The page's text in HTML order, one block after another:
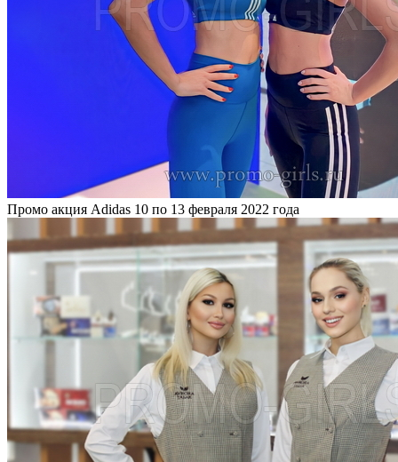
Промо акция Adidas 10 по 13 февраля 2022 года